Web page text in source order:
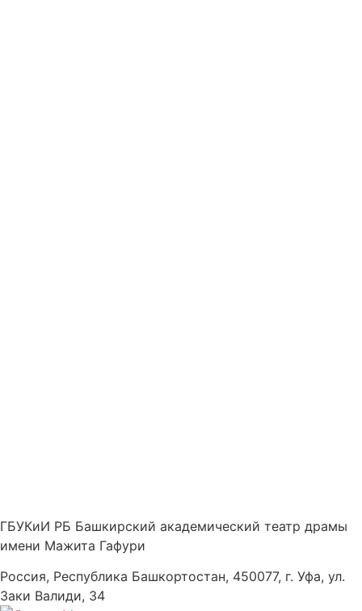
ГБУКиИ РБ Башкирский академический театр драмы
имени Мажита Гафури
Россия, Республика Башкортостан, 450077, г. Уфа, ул.
Заки Валиди, 34